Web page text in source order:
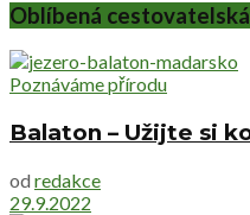
Oblíbená
Poznáváme přírodu
Balaton – Užijte si
od redakce
29.9.2022